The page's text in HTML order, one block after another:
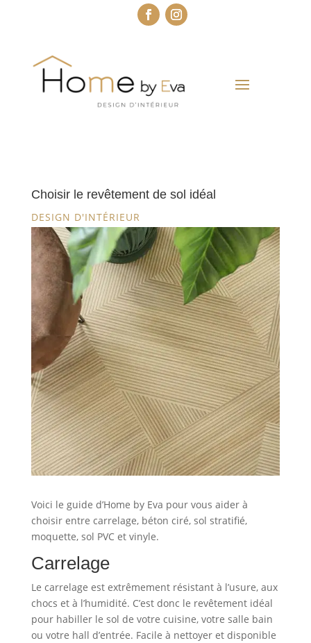
Choisir le revêtement de sol idéal
DESIGN D'INTÉRIEUR
Voici le guide d’Home by Eva pour vous aider à
choisir entre carrelage, béton ciré, sol stratifié,
moquette, sol PVC et vinyle.
Carrelage
Le carrelage est extrêmement résistant à l’usure, aux
chocs et à l’humidité. C’est donc le revêtement idéal
pour habiller le sol de votre cuisine, votre salle bain
ou votre hall d’entrée. Facile à nettoyer et disponible